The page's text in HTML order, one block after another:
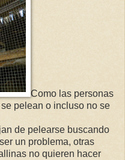
Como las personas
pelean o incluso no se
de pelearse buscando
un problema, otras
no quieren hacer